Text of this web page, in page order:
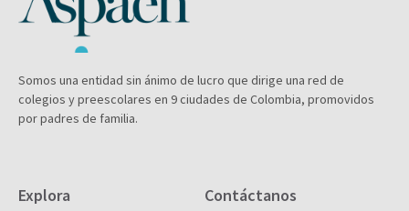
Somos una entidad sin ánimo de lucro que dirige una red de
colegios y preescolares en 9 ciudades de Colombia, promovidos
por padres de familia.
Explora Contáctanos